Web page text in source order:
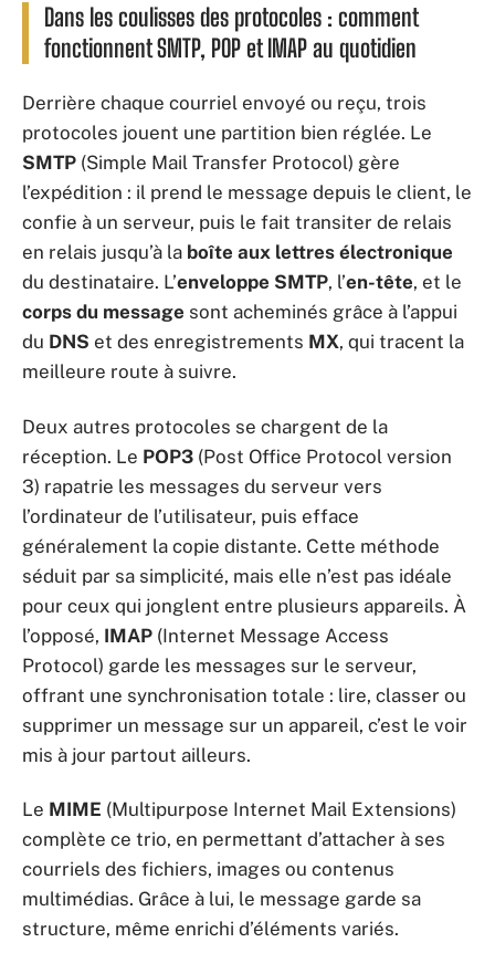
Dans les coulisses des protocoles : comment
fonctionnent SMTP, POP et IMAP au quotidien
Derrière chaque courriel envoyé ou reçu, trois
protocoles jouent une partition bien réglée. Le
SMTP (Simple Mail Transfer Protocol) gère
l’expédition : il prend le message depuis le client, le
confie à un serveur, puis le fait transiter de relais
en relais jusqu’à la boîte aux lettres électronique
du destinataire. L’enveloppe SMTP, l’en-tête, et le
corps du message sont acheminés grâce à l’appui
du DNS et des enregistrements MX, qui tracent la
meilleure route à suivre.
Deux autres protocoles se chargent de la
réception. Le POP3 (Post Office Protocol version
3) rapatrie les messages du serveur vers
l’ordinateur de l’utilisateur, puis efface
généralement la copie distante. Cette méthode
séduit par sa simplicité, mais elle n’est pas idéale
pour ceux qui jonglent entre plusieurs appareils. À
l’opposé, IMAP (Internet Message Access
Protocol) garde les messages sur le serveur,
offrant une synchronisation totale : lire, classer ou
supprimer un message sur un appareil, c’est le voir
mis à jour partout ailleurs.
Le MIME (Multipurpose Internet Mail Extensions)
complète ce trio, en permettant d’attacher à ses
courriels des fichiers, images ou contenus
multimédias. Grâce à lui, le message garde sa
structure, même enrichi d’éléments variés.